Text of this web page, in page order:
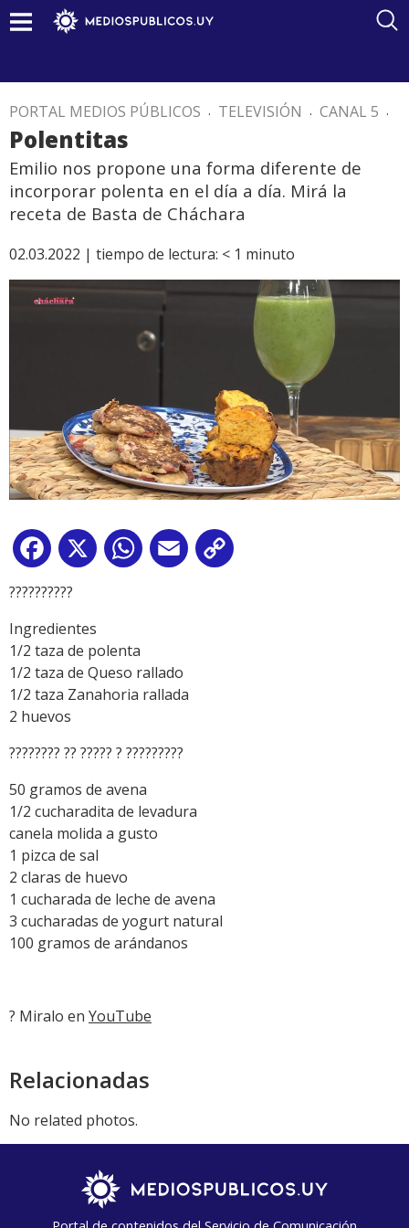
PORTAL MEDIOS PÚBLICOS . TELEVISIÓN . CANAL 5 .
Polentitas
Emilio nos propone una forma diferente de
incorporar polenta en el día a día. Mirá la
receta de Basta de Cháchara
02.03.2022 | tiempo de lectura: < 1 minuto
Facebook
X WhatsApp
Email
??????????
Ingredientes
1/2 taza de polenta
1/2 taza de Queso rallado
1/2 taza Zanahoria rallada
2 huevos
???????? ?? ????? ? ?????????
50 gramos de avena
1/2 cucharadita de levadura
canela molida a gusto
1 pizca de sal
2 claras de huevo
1 cucharada de leche de avena
3 cucharadas de yogurt natural
100 gramos de arándanos
? Miralo en YouTube
Relacionadas
No related photos.